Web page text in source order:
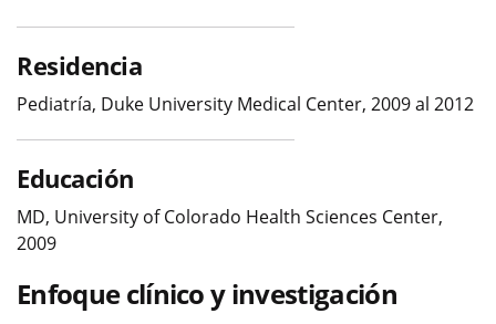
Residencia
Pediatría, Duke University Medical Center, 2009 al 2012
Educación
MD, University of Colorado Health Sciences Center,
2009
Enfoque clínico y investigación